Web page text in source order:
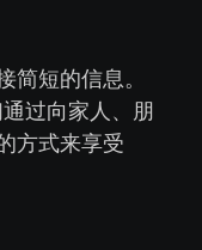
简短的信息。
过向家人、朋
方式来享受